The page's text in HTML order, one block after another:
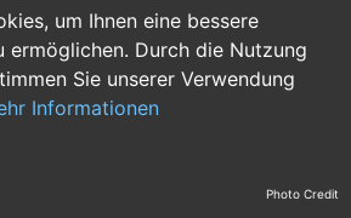
um Ihnen eine bessere
ermöglichen. Durch die Nutzung
Sie unserer Verwendung
Informationen
arzt.comgenau richtig!
Stellenangebote für
Fachrichtungen – von der
die Chirurgie bis hin zur
und finde die
Praxis für deinen nächstenPhoto Credit